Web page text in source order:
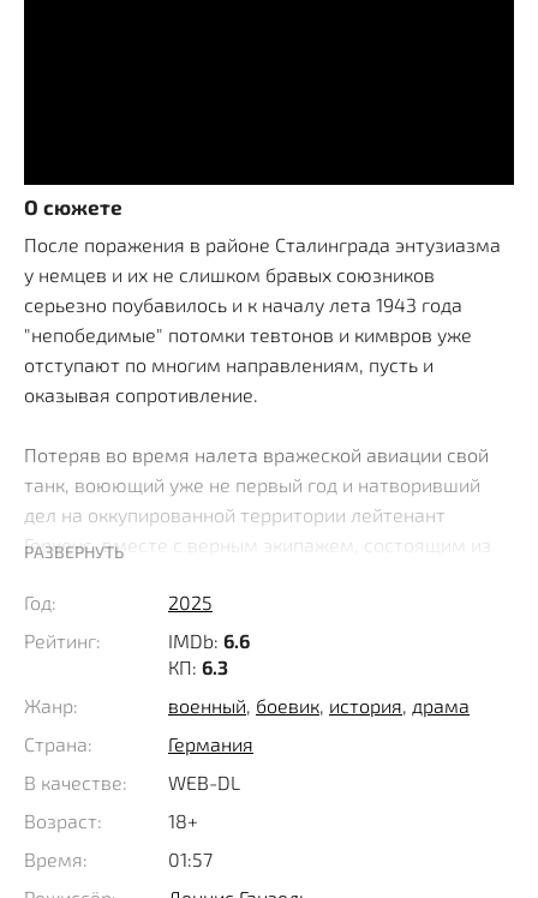
О сюжете
После поражения в районе Сталинграда энтузиазма
у немцев и их не слишком бравых союзников
серьезно поубавилось и к началу лета 1943 года
"непобедимые" потомки тевтонов и кимвров уже
отступают по многим направлениям, пусть и
оказывая сопротивление.
Потеряв во время налета вражеской авиации свой
танк, воюющий уже не первый год и натворивший
дел на оккупированной территории лейтенант
Геркенс, вместе с верным экипажем, состоящим из
свое полное распоряжение, новенький с "иголочки"
Panzerkampfwagen VI, именуемый в народе Тигром.
Несмотря на толстую броню и мощное вооружение,
эта хищная машина уже не способна что-то
радикально изменить, а потому героям приходится
скорее проверять ее на быстроходность, отступая
под ударами врага.
полноводной реки Днепр и получают задачу сколько
РАЗВЕРНУТЬ
Год:
2025
Рейтинг:
IMDb: 6.6
КП: 6.3
Жанр:
военный боевик история драма
Страна:
Германия
В качестве:
WEB-DL
Возраст:
18+
Время:
01:57